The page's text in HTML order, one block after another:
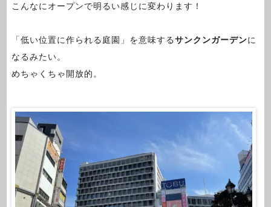
こんなにオープンで明るい感じに変わります！
「低い位置に作られる庭園」を意味するサンクンガーデンに
なるみたい。
めちゃくちゃ開放的。